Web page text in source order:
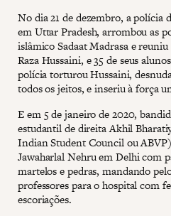
No dia 21 de dezembro, a polícia
em Uttar Pradesh, arrombou as
islâmico Sadaat Madrasa e
Raza Hussaini, e 35 de seus
polícia torturou Hussaini,
todos os jeitos, e inseriu à força
E em 5 de janeiro de 2020,
estudantil de direita Akhil
Indian Student Council ou
Jawaharlal Nehru em Delhi com
martelos e pedras, mandando
professores para o hospital com
escoriações.